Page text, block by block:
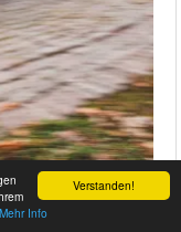
Verstanden!
Mehr Info